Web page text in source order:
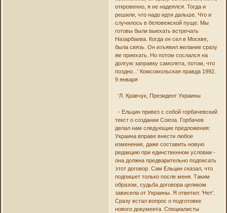
откровенно, я не надеялся. Тогда и
решили, что надо идти дальше. Что и
случилось в беловежской пуще. Мы
готовы были выехать встречать
Назарбаева. Когда он сел в Москве,
была связь. Он изъявил желание сразу
же приехать. Но потом сослался на
долгую заправку самолета, потом, что
поздно...' Комсомольская правда 1992.
9 января
'Л. Кравчук, Президент Украины
- Ельцин привез с собой горбачевский
текст о создании Союза. Горбачев
делал нам следующие предложения:
Украина вправе внести любое
изменение, даже составить новую
редакцию при единственном условии -
она должна предварительно подписать
этот договор. Сам Ельцин сказал, что
подпишет только после меня. Таким
образом, судьба договора целиком
зависела от Украины. Я ответил: 'Нет'.
Сразу встал вопрос о подготовке
нового документа. Специалисты